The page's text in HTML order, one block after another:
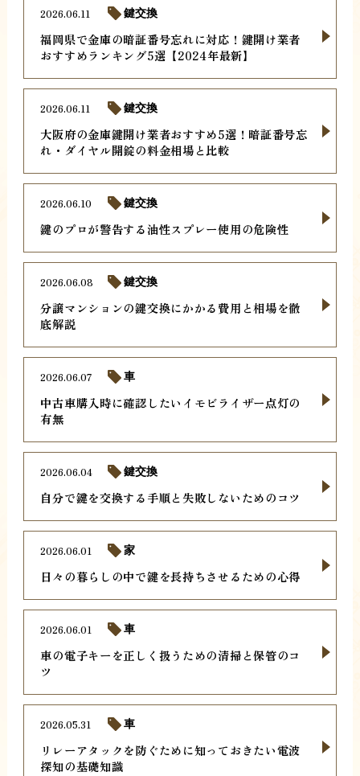
福岡県で金庫の暗証番号忘れに対応！鍵開け業者
おすすめランキング5選【2024年最新】
2026.06.11 鍵交換
大阪府の金庫鍵開け業者おすすめ5選！暗証番号忘
れ・ダイヤル開錠の料金相場と比較
2026.06.11 鍵交換
鍵のプロが警告する油性スプレー使用の危険性
2026.06.10 鍵交換
分譲マンションの鍵交換にかかる費用と相場を徹
底解説
2026.06.08 鍵交換
中古車購入時に確認したいイモビライザー点灯の
有無
2026.06.07 車
自分で鍵を交換する手順と失敗しないためのコツ
2026.06.04 鍵交換
日々の暮らしの中で鍵を長持ちさせるための心得
2026.06.01 家
車の電子キーを正しく扱うための清掃と保管のコ
ツ
2026.06.01 車
リレーアタックを防ぐために知っておきたい電波
探知の基礎知識
2026.05.31 車